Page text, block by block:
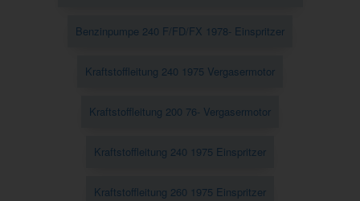
Benzinpumpe 240 F/FD/FX 1978- Einspritzer
Kraftstoffleitung 240 1975 Vergasermotor
Kraftstoffleitung 200 76- Vergasermotor
Kraftstoffleitung 240 1975 Einspritzer
Kraftstoffleitung 260 1975 Einspritzer